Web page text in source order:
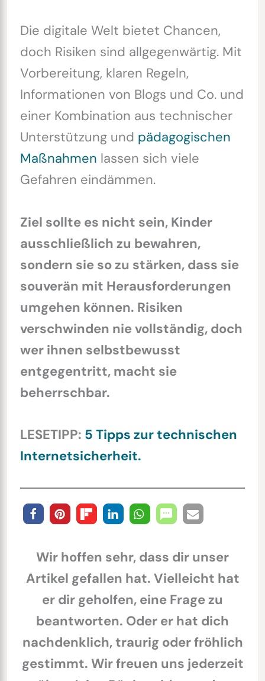
Die digitale Welt bietet Chancen,
doch Risiken sind allgegenwärtig. Mit
Vorbereitung, klaren Regeln,
Informationen von Blogs und Co. und
einer Kombination aus technischer
Unterstützung und pädagogischen
Maßnahmen lassen sich viele
Gefahren eindämmen.
Ziel sollte es nicht sein, Kinder
ausschließlich zu bewahren,
sondern sie so zu stärken, dass sie
souverän mit Herausforderungen
umgehen können. Risiken
verschwinden nie vollständig, doch
wer ihnen selbstbewusst
entgegentritt, macht sie
beherrschbar.
LESETIPP: 5 Tipps zur technischen
Internetsicherheit.
Wir hoffen sehr, dass dir unser
Artikel gefallen hat. Vielleicht hat
er dir geholfen, eine Frage zu
beantworten. Oder er hat dich
nachdenklich, traurig oder fröhlich
gestimmt. Wir freuen uns jederzeit